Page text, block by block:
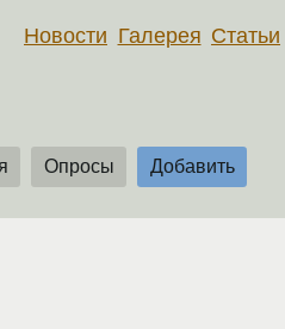
Новости Галерея Статьи
Опросы Добавить